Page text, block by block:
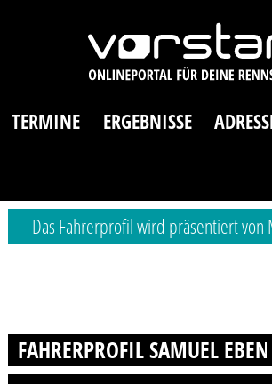
TERMINE ERGEBNISSE
Das Fahrerprofil wird präsentiert von
FAHRERPROFIL SAMUEL